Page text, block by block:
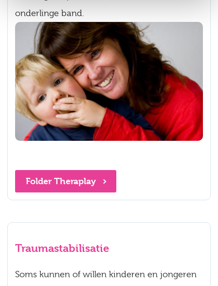
onderlinge band.
Folder Theraplay
Traumastabilisatie
Soms kunnen of willen kinderen en jongeren